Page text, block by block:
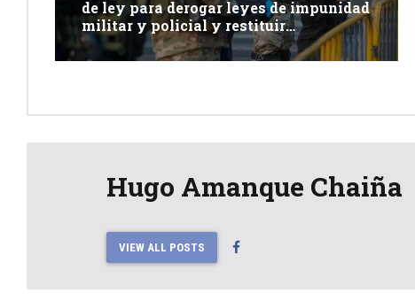
de ley para derogar leyes de impunidad
militar y policial y restituir
competencia de justicia ordinaria
Hugo Amanque Chaiña
VIEW ALL POSTS